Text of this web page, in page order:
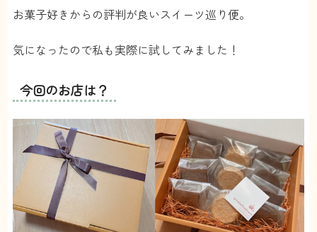
お菓子好きからの評判が良いスイーツ巡り便。
気になったので私も実際に試してみました！
今回のお店は？